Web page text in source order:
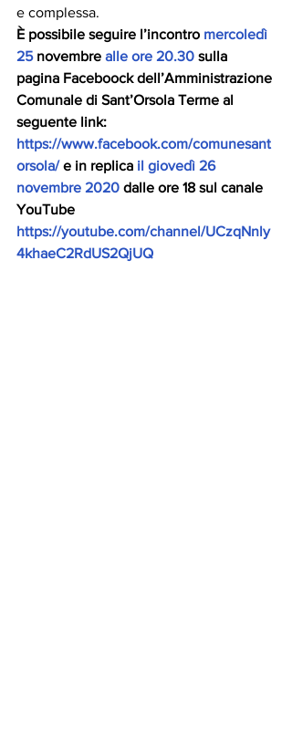
e complessa.
È possibile seguire l’incontro mercoledì
25 novembre alle ore 20.30 sulla
pagina Faceboock dell’Amministrazione
Comunale di Sant’Orsola Terme al
seguente link:
https://www.facebook.com/comunesant
orsola/ e in replica il giovedì 26
novembre 2020 dalle ore 18 sul canale
YouTube
https://youtube.com/channel/UCzqNnly
4khaeC2RdUS2QjUQ